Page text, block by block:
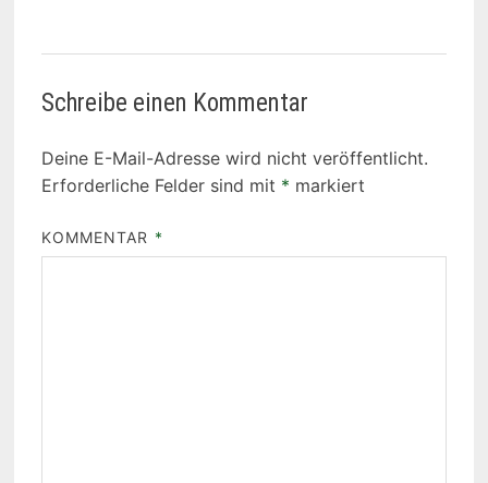
Schreibe einen Kommentar
Deine E-Mail-Adresse wird nicht veröffentlicht.
Erforderliche Felder sind mit * markiert
KOMMENTAR *